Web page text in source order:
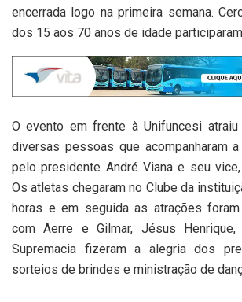
encerrada logo na primeira semana.
dos 15 aos 70 anos de idade
O evento em frente à Unifuncesi
diversas pessoas que acompanharam
pelo presidente André Viana e seu
Os atletas chegaram no Clube da
horas e em seguida as atrações
com Aerre e Gilmar, Jésus
Supremacia fizeram a alegria dos
sorteios de brindes e ministração de